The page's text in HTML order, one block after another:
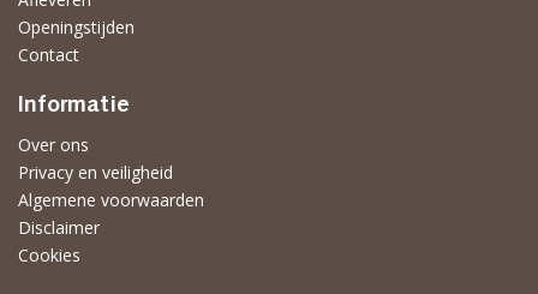
Openingstijden
Contact
Informatie
Over ons
Privacy en veiligheid
Algemene voorwaarden
Disclaimer
Cookies